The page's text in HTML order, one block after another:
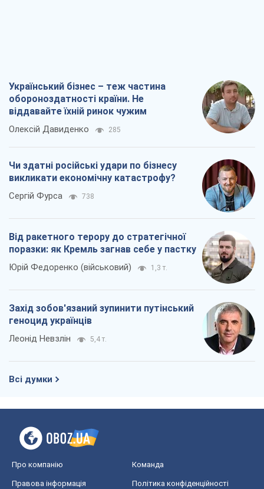
Український бізнес – теж частина
обороноздатності країни. Не
віддавайте їхній ринок чужим
Олексій Давиденко 285
Чи здатні російські удари по бізнесу
викликати економічну катастрофу?
Сергій Фурса 738
Від ракетного терору до стратегічної
поразки: як Кремль загнав себе у пастку
Юрій Федоренко (військовий) 1,3 т.
Захід зобов'язаний зупинити путінський
геноцид українців
Леонід Невзлін 5,4 т.
Всі думки
Про компанію Команда
Правова інформація Політика конфіденційності